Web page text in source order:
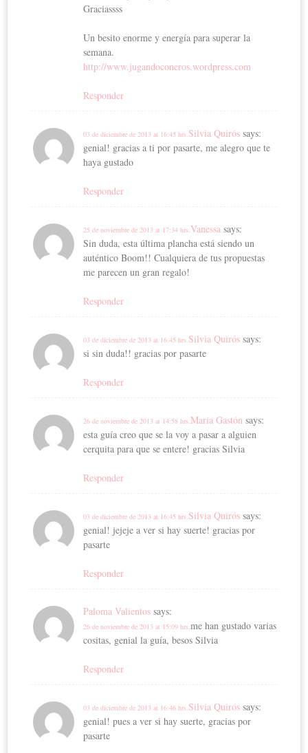
Graciassss
Un besito enorme y energía para superar la
semana.
http://www.jugandoconeros.wordpress.com
Responder
Silvia Quirós says:
03 de diciembre de 2013 at 16:45 hrs.
genial! gracias a ti por pasarte, me alegro que te
haya gustado
Responder
Vanessa says:
25 de noviembre de 2013 at 17:34 hrs.
Sin duda, esta última plancha está siendo un
auténtico Boom!! Cualquiera de tus propuestas
me parecen un gran regalo!
Responder
Silvia Quirós says:
03 de diciembre de 2013 at 16:45 hrs.
si sin duda!! gracias por pasarte
Responder
Maria Gastón says:
26 de noviembre de 2013 at 14:58 hrs.
esta guía creo que se la voy a pasar a alguien
cerquita para que se entere! gracias Silvia
Responder
Silvia Quirós says:
03 de diciembre de 2013 at 16:45 hrs.
genial! jejeje a ver si hay suerte! gracias por
pasarte
Responder
Paloma Valientos says:
26 de noviembre de 2013 at 15:09 hrs.me han gustado varias
cositas, genial la guía, besos Silvia
Responder
Silvia Quirós says:
03 de diciembre de 2013 at 16:46 hrs.
genial! pues a ver si hay suerte, gracias por
pasarte